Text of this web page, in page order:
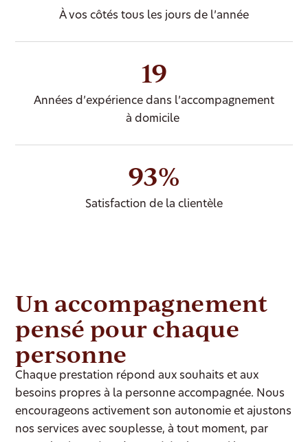
À vos côtés tous les jours de l’année
19
Années d’expérience dans l’accompagnement
à domicile
93%
Satisfaction de la clientèle
Un accompagnement
pensé pour chaque
personne
Chaque prestation répond aux souhaits et aux
besoins propres à la personne accompagnée. Nous
encourageons activement son autonomie et ajustons
nos services avec souplesse, à tout moment, par